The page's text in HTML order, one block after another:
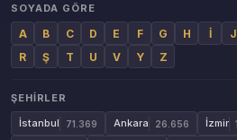
SOYADA GÖRE
A B C D E F G H İ J
R
Ş T U V Y Z
ŞEHIRLER
İstanbul
71.369 Ankara 26.656 İzmir